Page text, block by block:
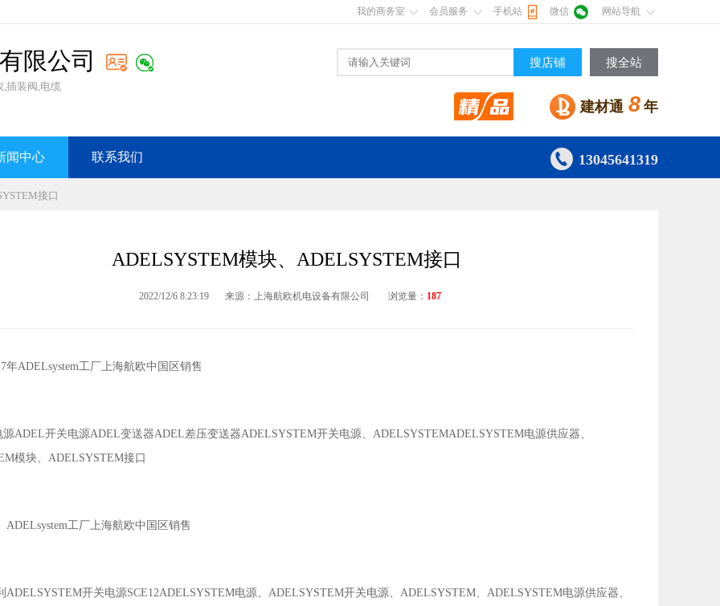
我的商务室 会员服务 手机站 微信 网站导航
限公司
,插装阀,电缆
搜店铺 搜全站
建材通 8 年
闻中心 联系我们  13045641319
接口
ADELSYSTEM模块、ADELSYSTEM接口
2022/12/6 8:23:19 来源：上海航欧机电设备有限公司 浏览量： 187
ADELsystem工厂上海航欧中国区销售
ADEL开关电源ADEL变送器ADEL差压变送器ADELSYSTEM开关电源、ADELSYSTEMADELSYSTEM电源供应器、
模块、ADELSYSTEM接口
工厂上海航欧中国区销售
开关电源SCE12ADELSYSTEM电源、ADELSYSTEM开关电源、ADELSYSTEM、ADELSYSTEM电源供应器、